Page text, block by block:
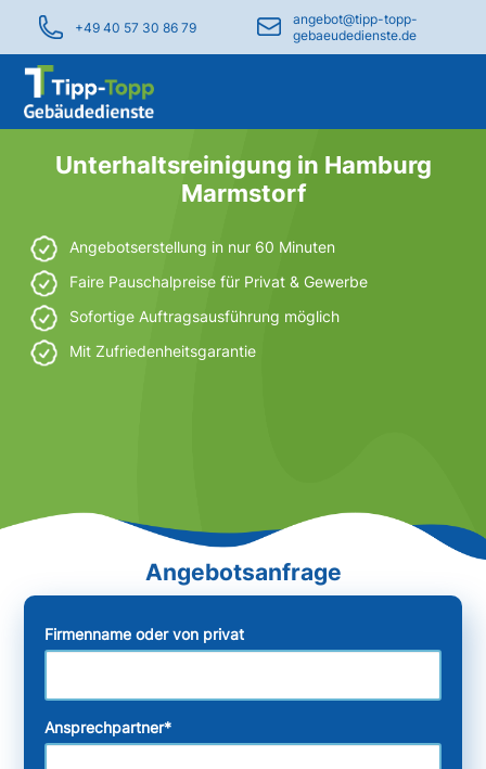
+49 40 57 30 86 79
angebot@tipp-topp-
gebaeudedienste.de
Unterhaltsreinigung in Hamburg
Marmstorf
Angebotserstellung in nur 60 Minuten
Faire Pauschalpreise für Privat & Gewerbe
Sofortige Auftragsausführung möglich
Mit Zufriedenheitsgarantie
Firmenname oder von privat
Ansprechpartner*